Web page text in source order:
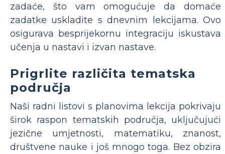
zadaće, što vam omogućuje da domaće
zadatke uskladite s dnevnim lekcijama. Ovo
osigurava besprijekornu integraciju iskustava
učenja u nastavi i izvan nastave.
Prigrlite različita tematska
područja
Naši radni listovi s planovima lekcija pokrivaju
širok raspon tematskih područja, uključujući
jezične umjetnosti, matematiku, znanost,
društvene nauke i još mnogo toga. Bez obzira